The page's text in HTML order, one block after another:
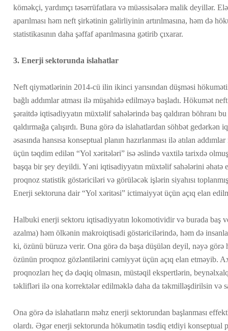
köməkçi, yardımçı təsərrüfatlara və müəssisələrə malik deyillər.
aparılması həm neft şirkətinin gəlirliyinin artırılmasına, həm də
statistikasının daha şəffaf aparılmasına gətirib çıxarar.
3. Enerji sektorunda islahatlar
Neft qiymətlərinin 2014-cü ilin ikinci yarısından düşməsi
bağlı addımlar atması ilə müşahidə edilməyə başladı. Hökumət
şəraitdə iqtisadiyyatın müxtəlif sahələrində baş qaldıran böhranı
qaldırmağa çalışırdı. Buna görə də islahatlardan söhbət gedərkən
əsasında hansısa konseptual planın hazırlanması ilə atılan
üçün təqdim edilən “Yol xəritələri” isə əslində vaxtilə tarixdə
başqa bir şey deyildi. Yəni iqtisadiyyatın müxtəlif sahələrini əhatə
proqnoz statistik göstəriciləri və görüləcək işlərin siyahısı
Enerji sektoruna dair “Yol xəritəsi” ictimaiyyət üçün açıq elan
Halbuki enerji sektoru iqtisadiyyatın lokomotividir və burada baş
azalma) həm ölkənin makroiqtisadi göstəricilərində, həm də
ki, özünü büruzə verir. Ona görə də başa düşülən deyil, nəyə
özünün proqnoz gözləntilərini cəmiyyət üçün açıq elan etməyib.
proqnozları heç də dəqiq olmasın, müstəqil ekspertlərin,
təklifləri ilə ona korrektələr edilməklə daha da təkmilləşdirilsin və
Ona görə də islahatların məhz enerji sektorundan başlanması
olardı. Əgər enerji sektorunda hökumətin təsdiq etdiyi konseptual